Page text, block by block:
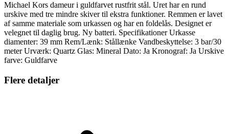
Michael Kors dameur i guldfarvet rustfrit stål. Uret har en rund
urskive med tre mindre skiver til ekstra funktioner. Remmen er lavet
af samme materiale som urkassen og har en foldelås. Designet er
velegnet til daglig brug. Ny batteri. Specifikationer Urkasse
diamenter: 39 mm Rem/Lænk: Stållænke Vandbeskyttelse: 3 bar/30
meter Urværk: Quartz Glas: Mineral Dato: Ja Kronograf: Ja Urskive
farve: Guldfarve
Flere detaljer